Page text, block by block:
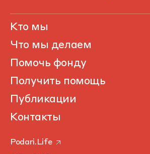
Кто мы
Что мы делаем
Помочь фонду
Получить помощь
Публикации
Контакты
Podari.Life